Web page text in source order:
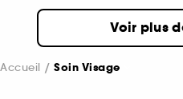
Voir plus
Accueil Soin Visage